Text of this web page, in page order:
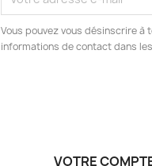
Vous pouvez vous désinscrire à
informations de contact dans
VOTRE